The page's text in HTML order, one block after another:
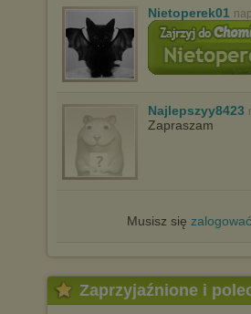
Nietoperek01
Najlepszyy8423
Zapraszam
Musisz się zalogować
Zaprzyjaźnione i